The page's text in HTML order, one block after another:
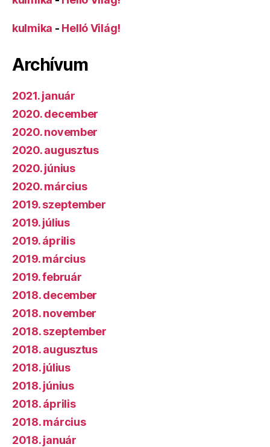
kulmika - Helló Világ!
Archívum
2021. január
2020. december
2020. november
2020. augusztus
2020. június
2020. március
2019. szeptember
2019. július
2019. április
2019. március
2019. február
2018. december
2018. november
2018. szeptember
2018. augusztus
2018. július
2018. június
2018. április
2018. március
2018. január